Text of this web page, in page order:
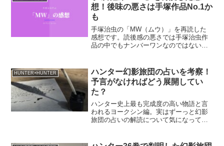
想！後味の悪さは手塚作品No.1か
も
手塚治虫の「MW（ムウ）」を再読した
感想です。読後感の悪さでは手塚治虫作
品の中でもナンバーワンなのではないで
HUNTER×HUNTER
ハンター幻影旅団の占いを考察！
予言がなければどう展開してい
た？
ハンター史上最も完成度の高い物語と言
われるヨークシン編。実はずーっと幻影
旅団の占いの解読について気になってい
た。今さらですけど、いろいろスッキリ